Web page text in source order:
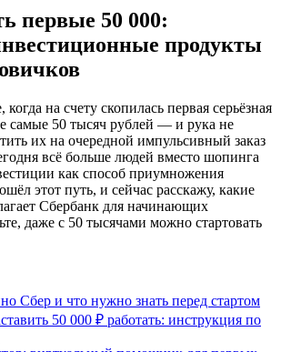
первые 50 000:
продукты
на счету скопилась первая серьёзная
самые 50 тысяч рублей — и рука не
их на очередной импульсивный заказ
всё больше людей вместо шопинга
как способ приумножения
этот путь, и сейчас расскажу, какие
Сбербанк для начинающих
даже с 50 тысячами можно стартовать
Сбер и что нужно знать перед стартом
50 000 ₽ работать: инструкция по